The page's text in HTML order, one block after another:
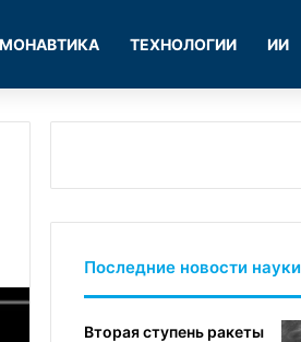
ТЕХНОЛОГИИ ИИ
Последние новости науки
Вторая ступень ракеты